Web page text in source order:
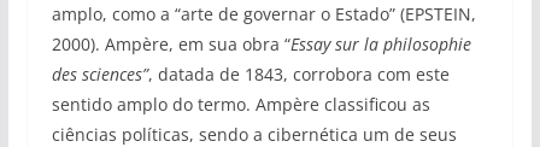
amplo, como a “arte de governar o Estado” (EPSTEIN,
2000). Ampère, em sua obra “Essay sur la philosophie
des sciences”, datada de 1843, corrobora com este
sentido amplo do termo. Ampère classificou as
ciências políticas, sendo a cibernética um de seus